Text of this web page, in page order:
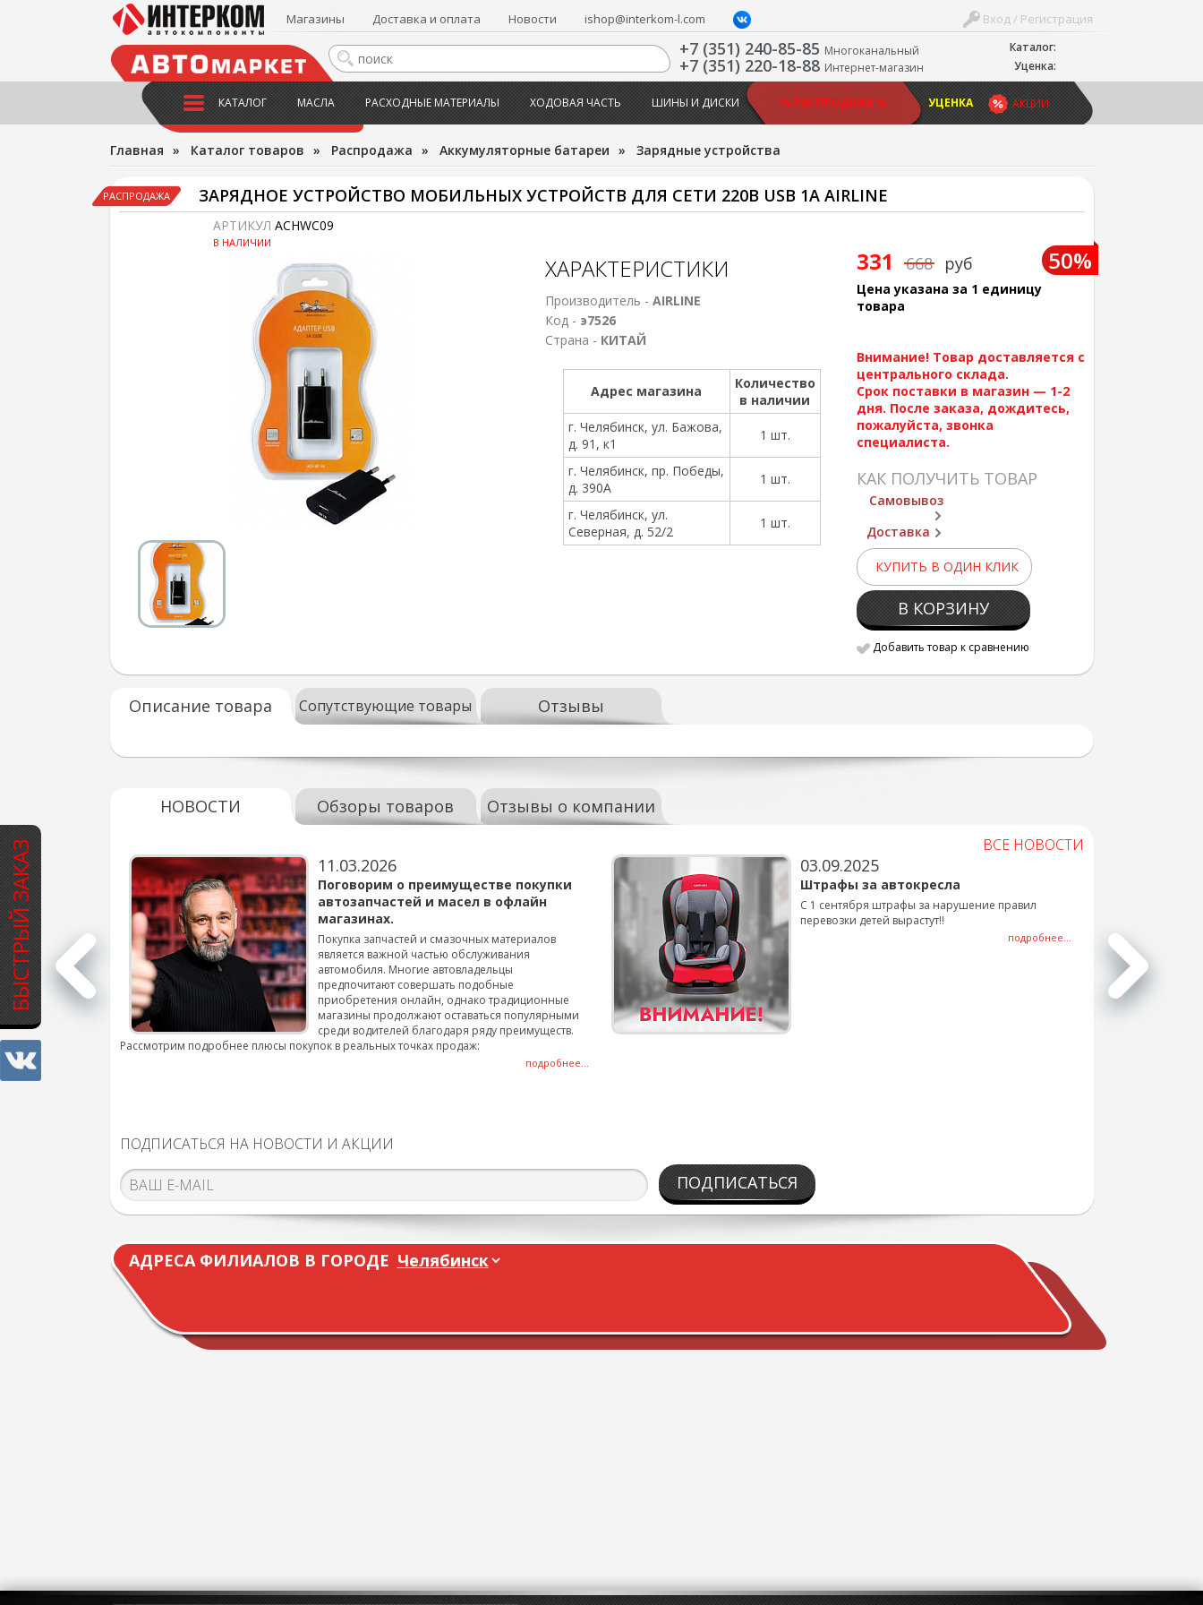
БЫСТРЫЙ ЗАКАЗ
Каталог:
Уценка:
Вход / Регистрация
Магазины Доставка и оплата Новости ishop@interkom-l.com
+7 (351) 240-85-85 Многоканальный
+7 (351) 220-18-88 Интернет-магазин
АКЦИИ
КАТАЛОГ МАСЛА РАСХОДНЫЕ МАТЕРИАЛЫ ХОДОВАЯ ЧАСТЬ ШИНЫ И ДИСКИ % РАСПРОДАЖА % УЦЕНКА
Главная » Каталог товаров » Распродажа » Аккумуляторные батареи » Зарядные устройства
РАСПРОДАЖА ЗАРЯДНОЕ УСТРОЙСТВО МОБИЛЬНЫХ УСТРОЙСТВ ДЛЯ СЕТИ 220В USB 1A AIRLINE
АРТИКУЛ ACHWC09
В НАЛИЧИИ
331 668 руб 50%
Цена указана за 1 единицу
товара
Внимание! Товар доставляется с
центрального склада.
Срок поставки в магазин — 1-2
дня. После заказа, дождитесь,
пожалуйста, звонка
специалиста.
КАК ПОЛУЧИТЬ ТОВАР
Самовывоз
Доставка
КУПИТЬ В ОДИН КЛИК
В КОРЗИНУ
Добавить товар к сравнению
ХАРАКТЕРИСТИКИ
Производитель - AIRLINE
Код - э7526
Страна - КИТАЙ
Адрес магазина
Количество
в наличии
г. Челябинск, ул. Бажова,
д. 91, к1
1 шт.
г. Челябинск, пр. Победы,
д. 390А
1 шт.
г. Челябинск, ул.
Северная, д. 52/2
1 шт.
Описание товара Сопутствующие товары Отзывы
НОВОСТИ Обзоры товаров Отзывы о компании
ВСЕ НОВОСТИ
для
смены шин на
подробнее...
11.03.2026
Поговорим о преимуществе покупки
автозапчастей и масел в офлайн
магазинах.
Покупка запчастей и смазочных материалов
является важной частью обслуживания
автомобиля. Многие автовладельцы
предпочитают совершать подобные
приобретения онлайн, однако традиционные
магазины продолжают оставаться популярными
среди водителей благодаря ряду преимуществ.
Рассмотрим подробнее плюсы покупок в реальных точках продаж:
подробнее...
03.09.2025
Штрафы за автокресла
С 1 сентября штрафы за нарушение правил
перевозки детей вырастут!!
подробнее...
ПОДПИСАТЬСЯ НА НОВОСТИ И АКЦИИ
ПОДПИСАТЬСЯ
АДРЕСА ФИЛИАЛОВ В ГОРОДЕ